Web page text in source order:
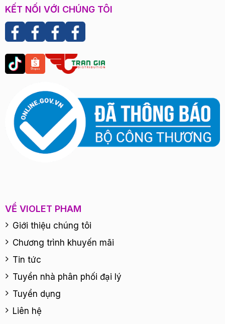
KẾT NỐI VỚI CHÚNG TÔI
VỀ VIOLET PHAM
Giới thiệu chúng tôi
Chương trình khuyến mãi
Tin tức
Tuyển nhà phân phối đại lý
Tuyển dụng
Liên hệ